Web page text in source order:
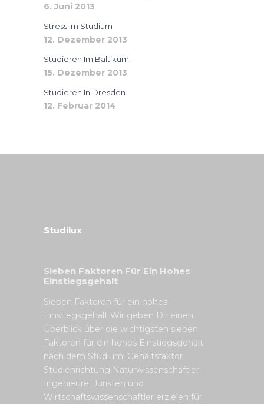
6. Juni 2013
Stress Im Studium
12. Dezember 2013
Studieren Im Baltikum
15. Dezember 2013
Studieren In Dresden
12. Februar 2014
Studilux
Sieben Faktoren Für Ein Hohes
Einstiegsgehalt
Sieben Faktoren für ein hohes
Einstiegsgehalt Wir geben Dir einen
Überblick über die wichtigsten sieben
Faktoren für ein hohes Einstiegsgehalt
nach dem Studium: Gehaltsfaktor
Studienrichtung Naturwissenschaftler,
Ingenieure, Juristen und
Wirtschaftswissenschaftler erzielen für